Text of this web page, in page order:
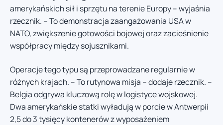
amerykańskich sił i sprzętu na terenie Europy – wyjaśnia
rzecznik. – To demonstracja zaangażowania USA w
NATO, zwiększenie gotowości bojowej oraz zacieśnienie
współpracy między sojusznikami.
Operacje tego typu są przeprowadzane regularnie w
różnych krajach. – To rutynowa misja – dodaje rzecznik. –
Belgia odgrywa kluczową rolę w logistyce wojskowej.
Dwa amerykańskie statki wyładują w porcie w Antwerpii
2,5 do 3 tysięcy kontenerów z wyposażeniem